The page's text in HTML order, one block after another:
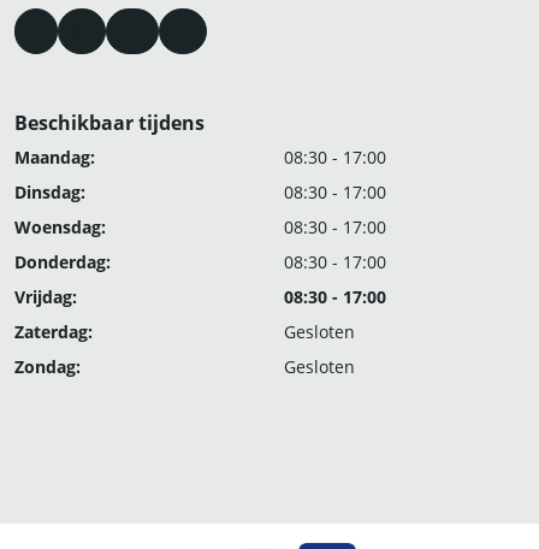
Beschikbaar tijdens
Maandag:
08:30 - 17:00
Dinsdag:
08:30 - 17:00
Woensdag:
08:30 - 17:00
Donderdag:
08:30 - 17:00
Vrijdag:
08:30 - 17:00
Zaterdag:
Gesloten
Zondag:
Gesloten